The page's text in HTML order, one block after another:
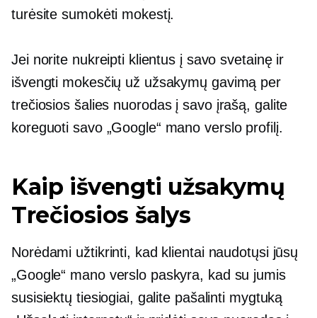
turėsite sumokėti mokestį.
Jei norite nukreipti klientus į savo svetainę ir
išvengti mokesčių už užsakymų gavimą per
trečiosios šalies nuorodas į savo įrašą, galite
koreguoti savo „Google“ mano verslo profilį.
Kaip išvengti užsakymų
Trečiosios šalys
Norėdami užtikrinti, kad klientai naudotųsi jūsų
„Google“ mano verslo paskyra, kad su jumis
susisiektų tiesiogiai, galite pašalinti mygtuką